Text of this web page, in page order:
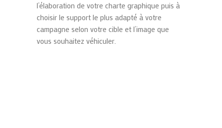
l’élaboration de votre charte graphique puis à
choisir le support le plus adapté à votre
campagne selon votre cible et l’image que
vous souhaitez véhiculer.